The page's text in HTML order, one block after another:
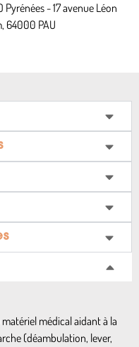
Pyrénées - 17 avenue Léon
64000 PAU
médical aidant à la
(déambulation, lever,